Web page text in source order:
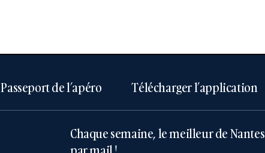
Passeport de l’apéro Télécharger l’application
Chaque semaine, le meilleur de Nantes